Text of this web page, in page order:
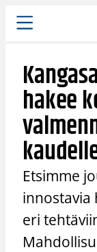
Siirry
sisältöön
hakee
Etsimme
innostavia
eri